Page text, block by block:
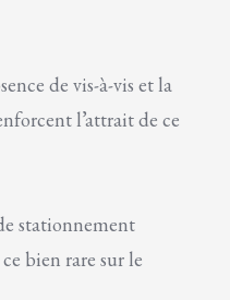
de vis-à-vis et la
l’attrait de ce
stationnement
bien rare sur le